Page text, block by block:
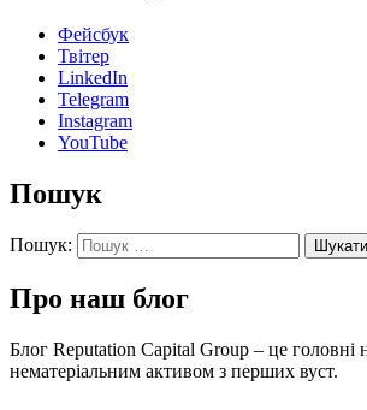
Фейсбук
Твітер
LinkedIn
Telegram
Instagram
YouTube
Пошук
Пошук:
Про наш блог
Блог Reputation Capital Group – це головні
нематеріальним активом з перших вуст.